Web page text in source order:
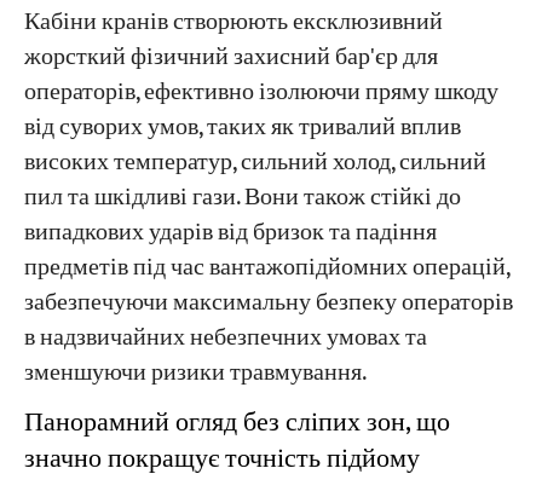
Кабіни кранів створюють ексклюзивний
жорсткий фізичний захисний бар'єр для
операторів, ефективно ізолюючи пряму шкоду
від суворих умов, таких як тривалий вплив
високих температур, сильний холод, сильний
пил та шкідливі гази. Вони також стійкі до
випадкових ударів від бризок та падіння
предметів під час вантажопідйомних операцій,
забезпечуючи максимальну безпеку операторів
в надзвичайних небезпечних умовах та
зменшуючи ризики травмування.
Панорамний огляд без сліпих зон, що
значно покращує точність підйому